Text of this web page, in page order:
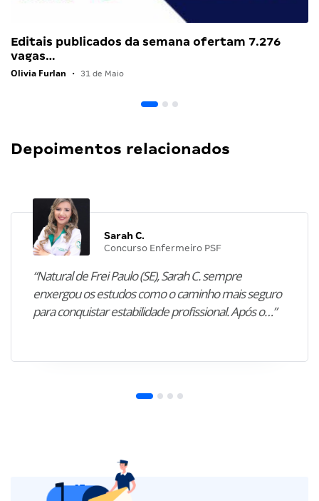
Editais publicados da semana ofertam 7.276
vagas…
Olivia Furlan • 31 de Maio
Depoimentos relacionados
Sarah C.
Concurso Enfermeiro PSF
“Natural de Frei Paulo (SE), Sarah C. sempre
enxergou os estudos como o caminho mais seguro
para conquistar estabilidade profissional. Após o…”